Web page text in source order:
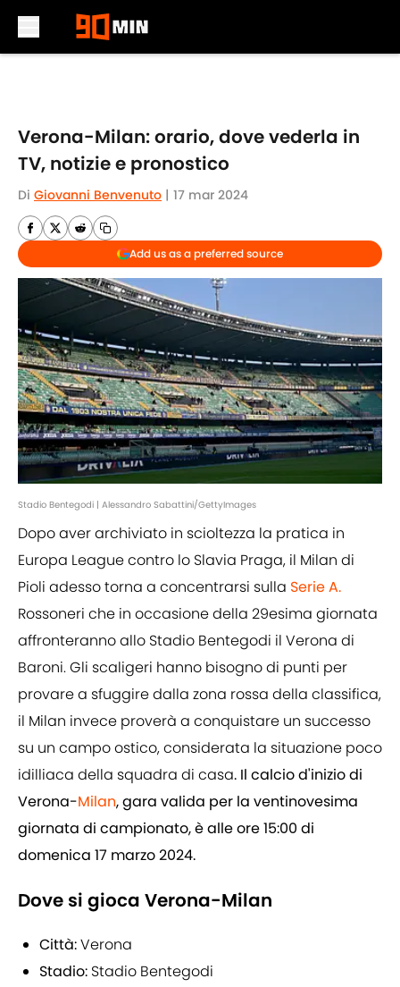
Verona-Milan: orario, dove vederla in
TV, notizie e pronostico
Di Giovanni Benvenuto | 17 mar 2024
Add us as a preferred source
Stadio Bentegodi | Alessandro Sabattini/GettyImages
Dopo aver archiviato in scioltezza la pratica in
Europa League contro lo Slavia Praga, il Milan di
Pioli adesso torna a concentrarsi sulla Serie A.
Rossoneri che in occasione della 29esima giornata
affronteranno allo Stadio Bentegodi il Verona di
Baroni. Gli scaligeri hanno bisogno di punti per
provare a sfuggire dalla zona rossa della classifica,
il Milan invece proverà a conquistare un successo
su un campo ostico, considerata la situazione poco
idilliaca della squadra di casa. Il calcio d'inizio di
Verona-Milan, gara valida per la ventinovesima
giornata di campionato, è alle ore 15:00 di
domenica 17 marzo 2024.
Dove si gioca Verona-Milan
Città:Verona
Stadio: Stadio Bentegodi